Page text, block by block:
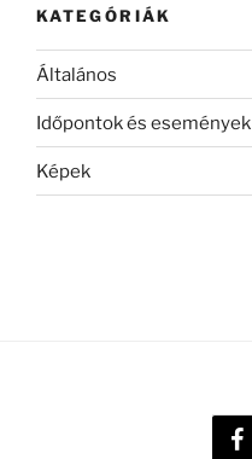
KATEGÓRIÁK
Általános
Időpontok és események
Képek